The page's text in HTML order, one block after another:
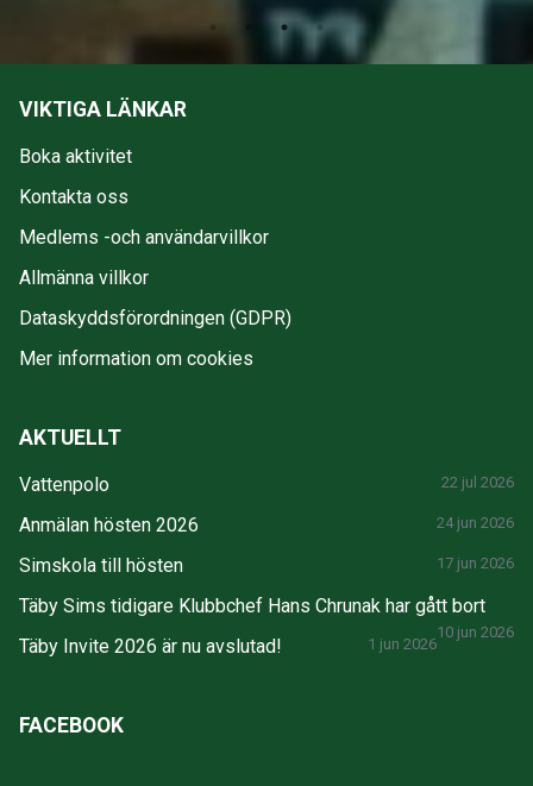
VIKTIGA LÄNKAR
Boka aktivitet
Kontakta oss
Medlems -och användarvillkor
Allmänna villkor
Dataskyddsförordningen (GDPR)
Mer information om cookies
AKTUELLT
Vattenpolo 22 jul 2026
Anmälan hösten 2026 24 jun 2026
Simskola till hösten 17 jun 2026
Täby Sims tidigare Klubbchef Hans Chrunak har gått bort
10 jun 2026
Täby Invite 2026 är nu avslutad! 1 jun 2026
FACEBOOK